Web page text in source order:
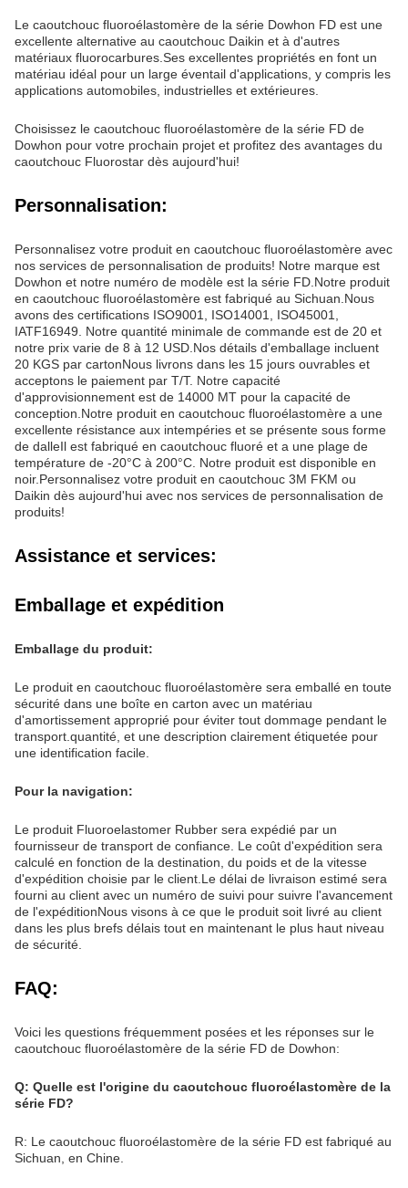
Le caoutchouc fluoroélastomère de la série Dowhon FD est une
excellente alternative au caoutchouc Daikin et à d'autres
matériaux fluorocarbures.Ses excellentes propriétés en font un
matériau idéal pour un large éventail d'applications, y compris les
applications automobiles, industrielles et extérieures.
Choisissez le caoutchouc fluoroélastomère de la série FD de
Dowhon pour votre prochain projet et profitez des avantages du
caoutchouc Fluorostar dès aujourd'hui!
Personnalisation:
Personnalisez votre produit en caoutchouc fluoroélastomère avec
nos services de personnalisation de produits! Notre marque est
Dowhon et notre numéro de modèle est la série FD.Notre produit
en caoutchouc fluoroélastomère est fabriqué au Sichuan.Nous
avons des certifications ISO9001, ISO14001, ISO45001,
IATF16949. Notre quantité minimale de commande est de 20 et
notre prix varie de 8 à 12 USD.Nos détails d'emballage incluent
20 KGS par cartonNous livrons dans les 15 jours ouvrables et
acceptons le paiement par T/T. Notre capacité
d'approvisionnement est de 14000 MT pour la capacité de
conception.Notre produit en caoutchouc fluoroélastomère a une
excellente résistance aux intempéries et se présente sous forme
de dalleIl est fabriqué en caoutchouc fluoré et a une plage de
température de -20°C à 200°C. Notre produit est disponible en
noir.Personnalisez votre produit en caoutchouc 3M FKM ou
Daikin dès aujourd'hui avec nos services de personnalisation de
produits!
Assistance et services:
Emballage et expédition
Emballage du produit:
Le produit en caoutchouc fluoroélastomère sera emballé en toute
sécurité dans une boîte en carton avec un matériau
d'amortissement approprié pour éviter tout dommage pendant le
transport.quantité, et une description clairement étiquetée pour
une identification facile.
Pour la navigation:
Le produit Fluoroelastomer Rubber sera expédié par un
fournisseur de transport de confiance. Le coût d'expédition sera
calculé en fonction de la destination, du poids et de la vitesse
d'expédition choisie par le client.Le délai de livraison estimé sera
fourni au client avec un numéro de suivi pour suivre l'avancement
de l'expéditionNous visons à ce que le produit soit livré au client
dans les plus brefs délais tout en maintenant le plus haut niveau
de sécurité.
FAQ:
Voici les questions fréquemment posées et les réponses sur le
caoutchouc fluoroélastomère de la série FD de Dowhon:
Q: Quelle est l'origine du caoutchouc fluoroélastomère de la
série FD?
R: Le caoutchouc fluoroélastomère de la série FD est fabriqué au
Sichuan, en Chine.